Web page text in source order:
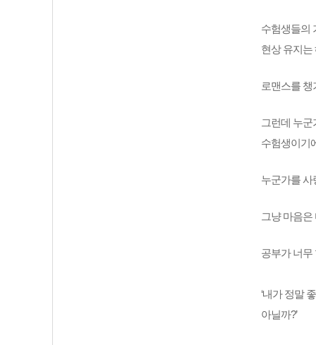
수험생들의
현상 유지
로맨스를
그런데 누
수험생이기
누군가를 사
그냥 마음
공부가 너무
‘내가 정말
아닐까?’